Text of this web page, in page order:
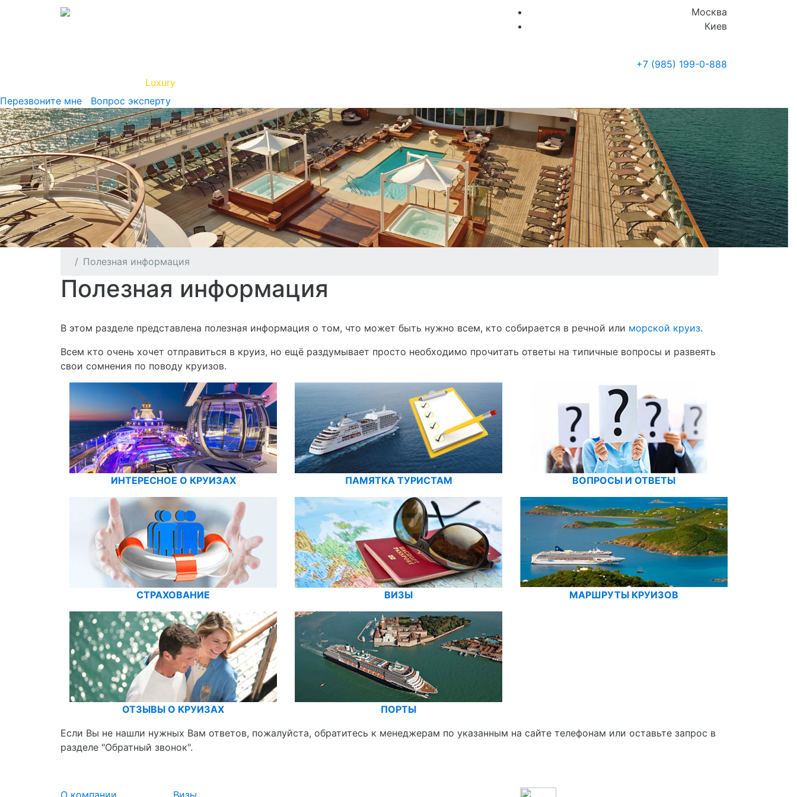
Москва
Киев
+7 (985) 199-0-888
Luxury
Перезвоните мне
Вопрос эксперту
Полезная информация
Полезная информация
В этом разделе представлена полезная информация о том, что может быть нужно всем, кто собирается в речной или морской круиз.
Всем кто очень хочет отправиться в круиз, но ещё раздумывает просто необходимо прочитать ответы на типичные вопросы и развеять
свои сомнения по поводу круизов.
ИНТЕРЕСНОЕ О КРУИЗАХ ПАМЯТКА ТУРИСТАМ ВОПРОСЫ И ОТВЕТЫ
СТРАХОВАНИЕ ВИЗЫ МАРШРУТЫ КРУИЗОВ
ОТЗЫВЫ О КРУИЗАХ
ПОРТЫ
Если Вы не нашли нужных Вам ответов, пожалуйста, обратитесь к менеджерам по указанным на сайте телефонам или оставьте запрос в
разделе "Обратный звонок".
О компании Визы